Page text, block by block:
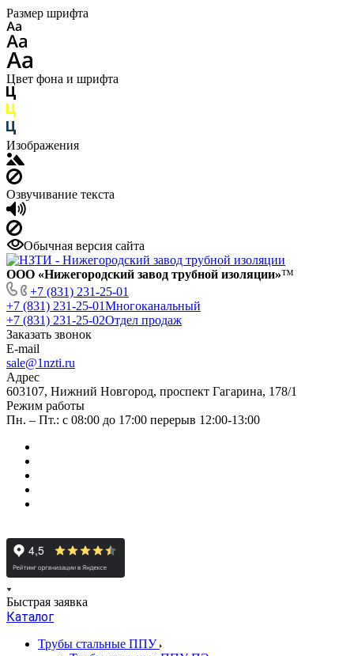
Размер шрифта
Цвет фона и шрифта
Изображения
Озвучивание текста
Обычная версия сайта
ООО «Нижегородский завод трубной изоляции»™
+7 (831) 231-25-01
+7 (831) 231-25-01Многоканальный
+7 (831) 231-25-02Отдел продаж
Заказать звонок
E-mail
sale@1nzti.ru
Адрес
603107, Нижний Новгород, проспект Гагарина, 178/1
Режим работы
Пн. – Пт.: с 08:00 до 17:00 перерыв 12:00-13:00
Быстрая заявка
Каталог
Трубы стальные ППУ